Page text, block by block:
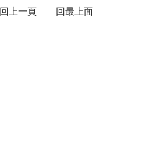
回上一頁 回最上面